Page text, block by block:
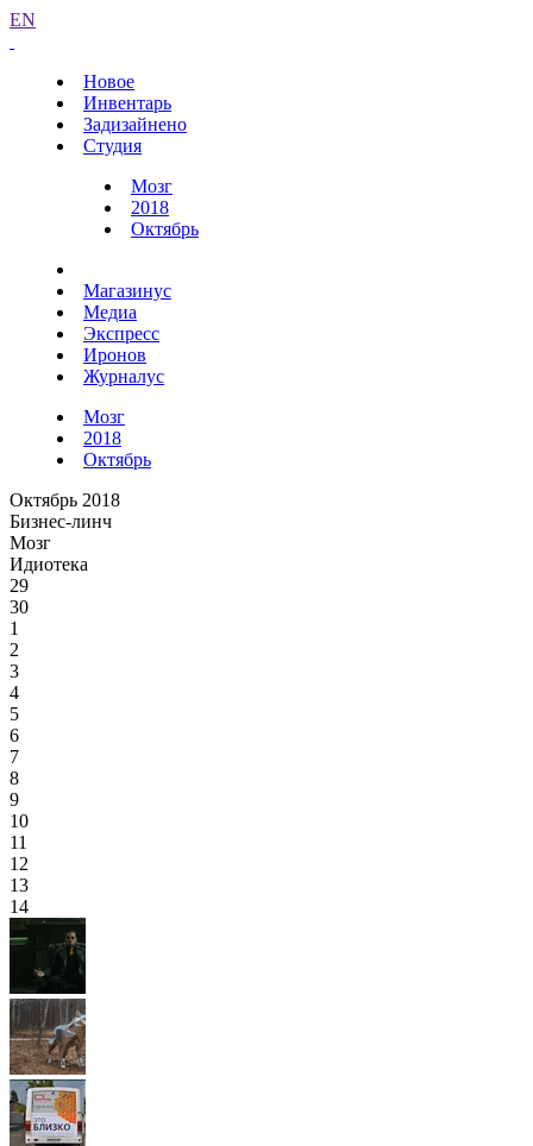
EN
Новое
Инвентарь
Задизайнено
Студия
Мозг
2018
Октябрь
Магазинус
Медиа
Экспресс
Иронов
Журналус
Мозг
2018
Октябрь
Октябрь 2018
Бизнес-линч
Мозг
Идиотека
29
30
1
2
3
4
5
6
7
8
9
10
11
12
13
14